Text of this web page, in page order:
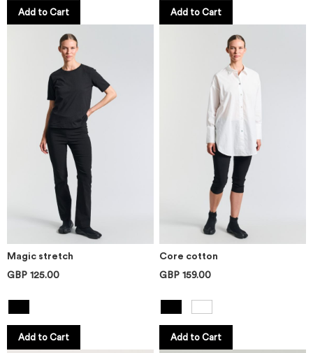
Add to Cart Add to Cart
Magic stretch
GBP 125.00
Add to Cart
Core cotton
GBP 159.00
Add to Cart